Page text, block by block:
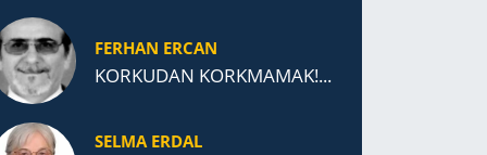
FERHAN ERCAN
KORKUDAN KORKMAMAK!...
SELMA ERDAL